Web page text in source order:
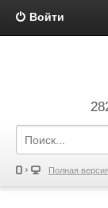
Войти
Полная